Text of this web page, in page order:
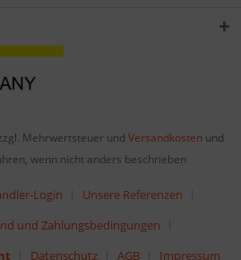
Mehrwertsteuer und Versandkostenund
wenn nicht anders beschrieben
Login
Unsere Referenzen
und Zahlungsbedingungen
Datenschutz AGB Impressum